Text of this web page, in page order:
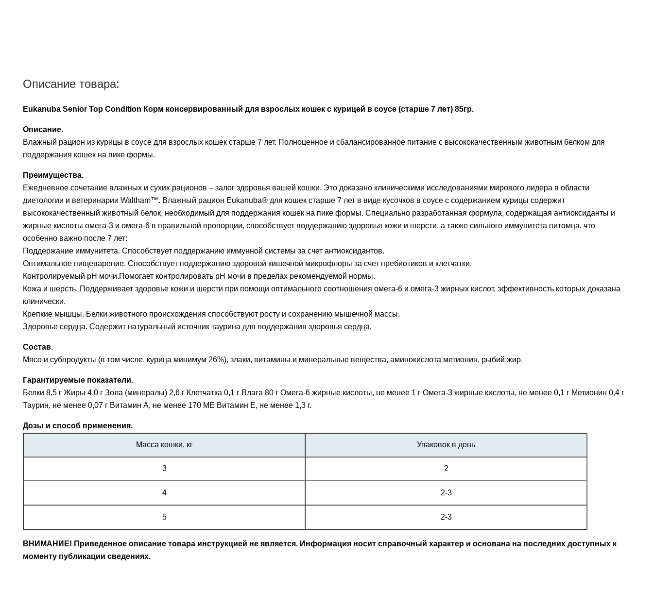
Описание товара:
Eukanuba Senior Top Condition Корм консервированный для взрослых кошек с курицей в соусе (старше 7 лет) 85гр.
Описание.
Влажный рацион из курицы в соусе для взрослых кошек старше 7 лет. Полноценное и сбалансированное питание с высококачественным животным белком для
поддержания кошек на пике формы.
Преимущества.
Ежедневное сочетание влажных и сухих рационов – залог здоровья вашей кошки. Это доказано клиническими исследованиями мирового лидера в области
диетологии и ветеринарии Waltham™. Влажный рацион Eukanuba® для кошек старше 7 лет в виде кусочков в соусе с содержанием курицы содержит
высококачественный животный белок, необходимый для поддержания кошек на пике формы. Специально разработанная формула, содержащая антиоксиданты и
жирные кислоты омега-3 и омега-6 в правильной пропорции, способствует поддержанию здоровья кожи и шерсти, а также сильного иммунитета питомца, что
особенно важно после 7 лет:
Поддержание иммунитета. Способствует поддержанию иммунной системы за счет антиоксидантов.
Оптимальное пищеварение. Способствует поддержанию здоровой кишечной микрофлоры за счет пребиотиков и клетчатки.
Контролируемый pH мочи.Помогает контролировать pH мочи в пределах рекомендуемой нормы.
Кожа и шерсть. Поддерживает здоровье кожи и шерсти при помощи оптимального соотношения омега-6 и омега-3 жирных кислот, эффективность которых доказана
клинически.
Крепкие мышцы. Белки животного происхождения способствуют росту и сохранению мышечной массы.
Здоровье сердца. Содержит натуральный источник таурина для поддержания здоровья сердца.
Состав.
Мясо и субпродукты (в том числе, курица минимум 26%), злаки, витамины и минеральные вещества, аминокислота метионин, рыбий жир.
Гарантируемые показатели.
Белки 8,5 г Жиры 4,0 г Зола (минералы) 2,6 г Клетчатка 0,1 г Влага 80 г Омега-6 жирные кислоты, не менее 1 г Омега-3 жирные кислоты, не менее 0,1 г Метионин 0,4 г
Таурин, не менее 0,07 г Витамин А, не менее 170 МЕ Витамин Е, не менее 1,3 г.
Дозы и способ применения.
Масса кошки, кг Упаковок в день
3 2
4 2-3
5 2-3
ВНИМАНИЕ! Приведенное описание товара инструкцией не является. Информация носит справочный характер и основана на последних доступных к
моменту публикации сведениях.